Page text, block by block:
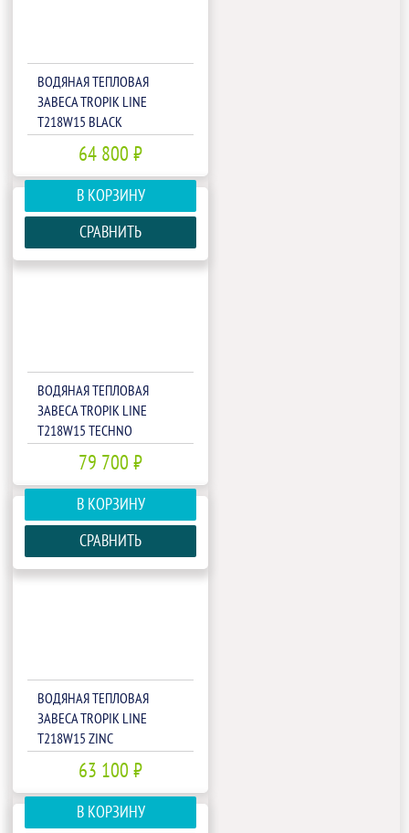
ВОДЯНАЯ ТЕПЛОВАЯ
ЗАВЕСА TROPIK LINE
T218W15 BLACK
64 800 ₽
В КОРЗИНУ
СРАВНИТЬ
ВОДЯНАЯ ТЕПЛОВАЯ
ЗАВЕСА TROPIK LINE
T218W15 TECHNO
79 700 ₽
В КОРЗИНУ
СРАВНИТЬ
ВОДЯНАЯ ТЕПЛОВАЯ
ЗАВЕСА TROPIK LINE
T218W15 ZINC
63 100 ₽
В КОРЗИНУ